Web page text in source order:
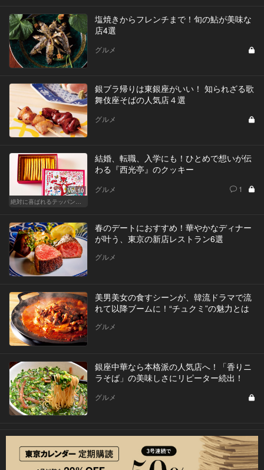
塩焼きからフレンチまで！旬の鮎が美味な
店4選
グルメ
銀ブラ帰りは東銀座がいい！ 知られざる歌
舞伎座そばの人気店４選
グルメ
Vol.10
絶対に喜ばれるテッパン手土産
結婚、転職、入学にも！ひとめで想いが伝
わる『西光亭』のクッキー
グルメ 1
春のデートにおすすめ！華やかなディナー
が叶う、東京の新店レストラン6選
グルメ
美男美女の食すシーンが、韓流ドラマで流
れて以降ブームに！“チュクミ”の魅力とは
グルメ
銀座中華なら本格派の人気店へ！「香りニ
ラそば」の美味しさにリピーター続出！
グルメ